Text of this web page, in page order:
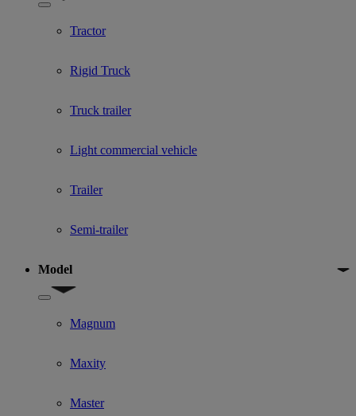
Show submenu for Kategórie ojazdených nákladných vozidiel
Tractor
Rigid Truck
Truck trailer
Light commercial vehicle
Trailer
Semi-trailer
Model
Show submenu for Model
Magnum
Maxity
Master